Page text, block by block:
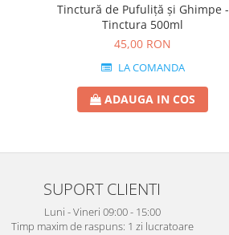
Tinctură de Pufuliță și Ghimpe -
Tinctura 500ml
45,00 RON
LA COMANDA
ADAUGA IN COS
SUPORT CLIENTI
Luni - Vineri 09:00 - 15:00
Timp maxim de raspuns: 1 zi lucratoare